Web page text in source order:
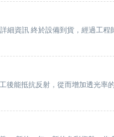
細資訊 終於設備到貨，經過工程
能抵抗反射，從而增加透光率